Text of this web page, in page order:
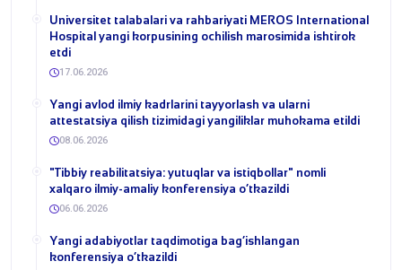
Universitet talabalari va rahbariyati MEROS International
Hospital yangi korpusining ochilish marosimida ishtirok
etdi
17.06.2026
Yangi avlod ilmiy kadrlarini tayyorlash va ularni
attestatsiya qilish tizimidagi yangiliklar muhokama etildi
08.06.2026
​"Tibbiy reabilitatsiya: yutuqlar va istiqbollar" nomli
xalqaro ilmiy-amaliy konferensiya o‘tkazildi
06.06.2026
​Yangi adabiyotlar taqdimotiga bag‘ishlangan
konferensiya o‘tkazildi